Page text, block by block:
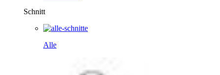
Schnitt
Alle